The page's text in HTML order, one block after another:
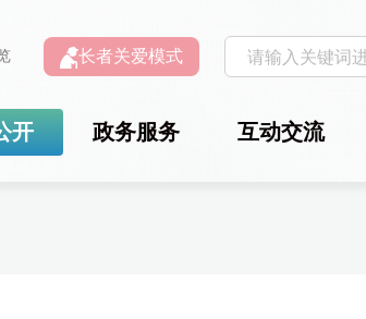
长者关爱模式
开 政务服务 互动交流